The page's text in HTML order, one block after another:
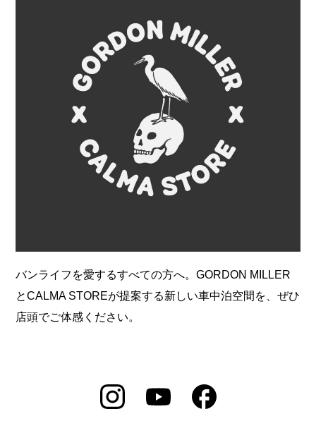
バンライフを愛するすべての方へ。GORDON MILLER
とCALMA STOREが提案する新しい車中泊空間を、ぜひ
店頭でご体感ください。